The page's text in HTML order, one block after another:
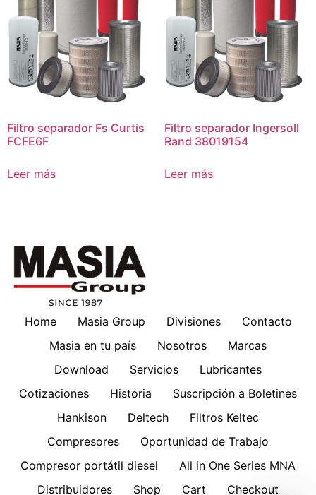
Filtro separador Fs Curtis
FCFE6F
Leer más
Filtro separador Ingersoll
Rand 38019154
Leer más
Home Masia Group Divisiones
Contacto
Masia en tu país
Nosotros
Marcas
Download
Servicios
Lubricantes
Cotizaciones
Historia
Suscripción a Boletines
Hankison
Deltech
Filtros Keltec
Compresores
Oportunidad de Trabajo
Compresor portátil diesel
All in One Series MNA
Distribuidores
Shop Cart Checkout